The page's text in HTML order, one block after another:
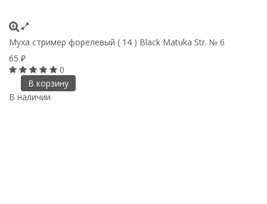
Муха стример форелевый ( 14 ) Black Matuka Str. № 6
65 ₽
0
В корзину
В наличии